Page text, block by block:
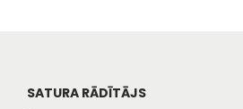
SATURA RĀDĪTĀJS